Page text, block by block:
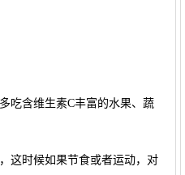
吃含维生素C丰富的水果、蔬
这时候如果节食或者运动，对